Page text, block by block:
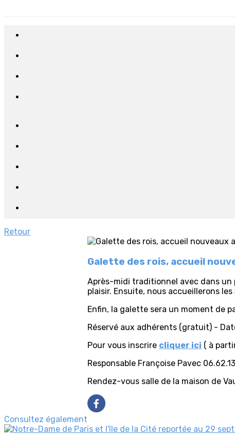
Retour
Galette des rois, accueil
Après-midi traditionnel avec dans un
plaisir. Ensuite, nous accueillerons
Enfin, la galette sera un moment de
Réservé aux adhérents (gratuit) -
Pour vous inscrire cliquer ici ( à
Responsable Françoise Pavec
Rendez-vous salle de la maison de
Consultez également